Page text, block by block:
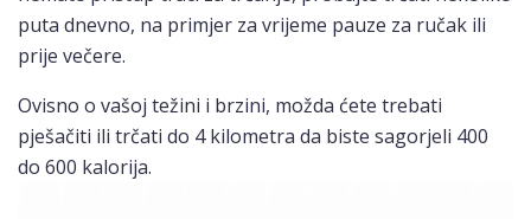
puta dnevno, na primjer za vrijeme pauze za ručak ili
prije večere.
Ovisno o vašoj težini i brzini, možda ćete trebati
pješačiti ili trčati do 4 kilometra da biste sagorjeli 400
do 600 kalorija.